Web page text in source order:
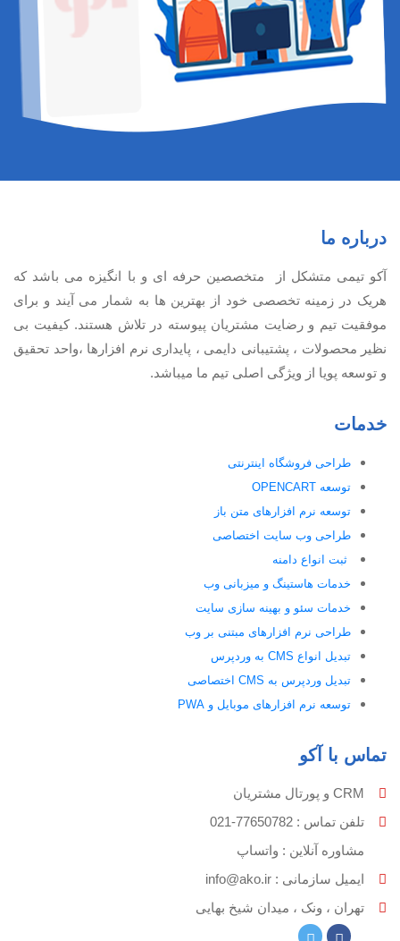
درباره ما
آكو تيمی متشکل از متخصصین حرفه ای و با انگیزه می باشد که
هریک در زمینه تخصصی خود از بهترین ها به شمار می آیند و برای
موفقیت تيم و رضایت مشتریان پیوسته در تلاش هستند. کیفیت بی
نظير محصولات ، پشتیبانی دايمی ، پایداری نرم افزارها ،واحد تحقیق
و توسعه پویا از ویژگی اصلی تیم ما میباشد.
خدمات
طراحی فروشگاه اینترنتی
توسعه OPENCART
توسعه نرم افزارهای متن باز
طراحی وب سایت اختصاصی
ثبت انواع دامنه
خدمات هاستینگ و میزبانی وب
خدمات سئو و بهینه سازی سایت
طراحی نرم افزارهای مبتنی بر وب
تبدیل انواع CMS به وردپرس
تبدیل وردپرس به CMS اختصاصی
توسعه نرم افزارهای موبایل و PWA
تماس با آکو
CRM و پورتال مشتریان
تلفن تماس :‌ 77650782-021
مشاوره آنلاین : واتساپ
ایمیل سازمانی :‌ info@ako.ir
تهران ، ونک ، میدان شیخ بهایی